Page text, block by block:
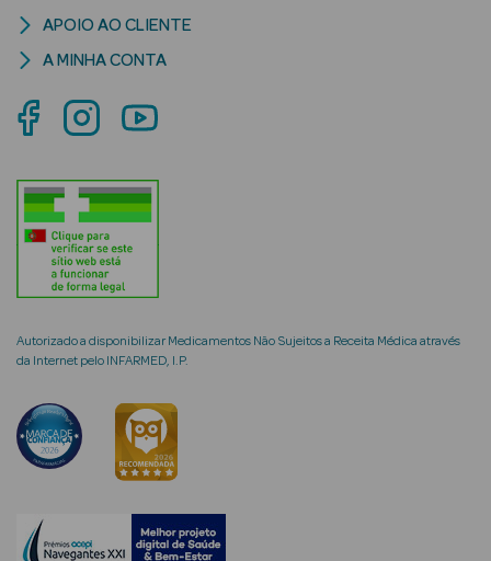
Solares Bebé e
Criança
Rosto e
Ver Tudo
Cosmética
Hidratantes
Séruns Faciais
Creme de Olhos
envelhecimento
Autorizado a disponibilizar Medicamentos Não Sujeitos a Receita Médica através
da Internet pelo INFARMED, I.P.
APOIO AO CLIENTE
A MINHA CONTA